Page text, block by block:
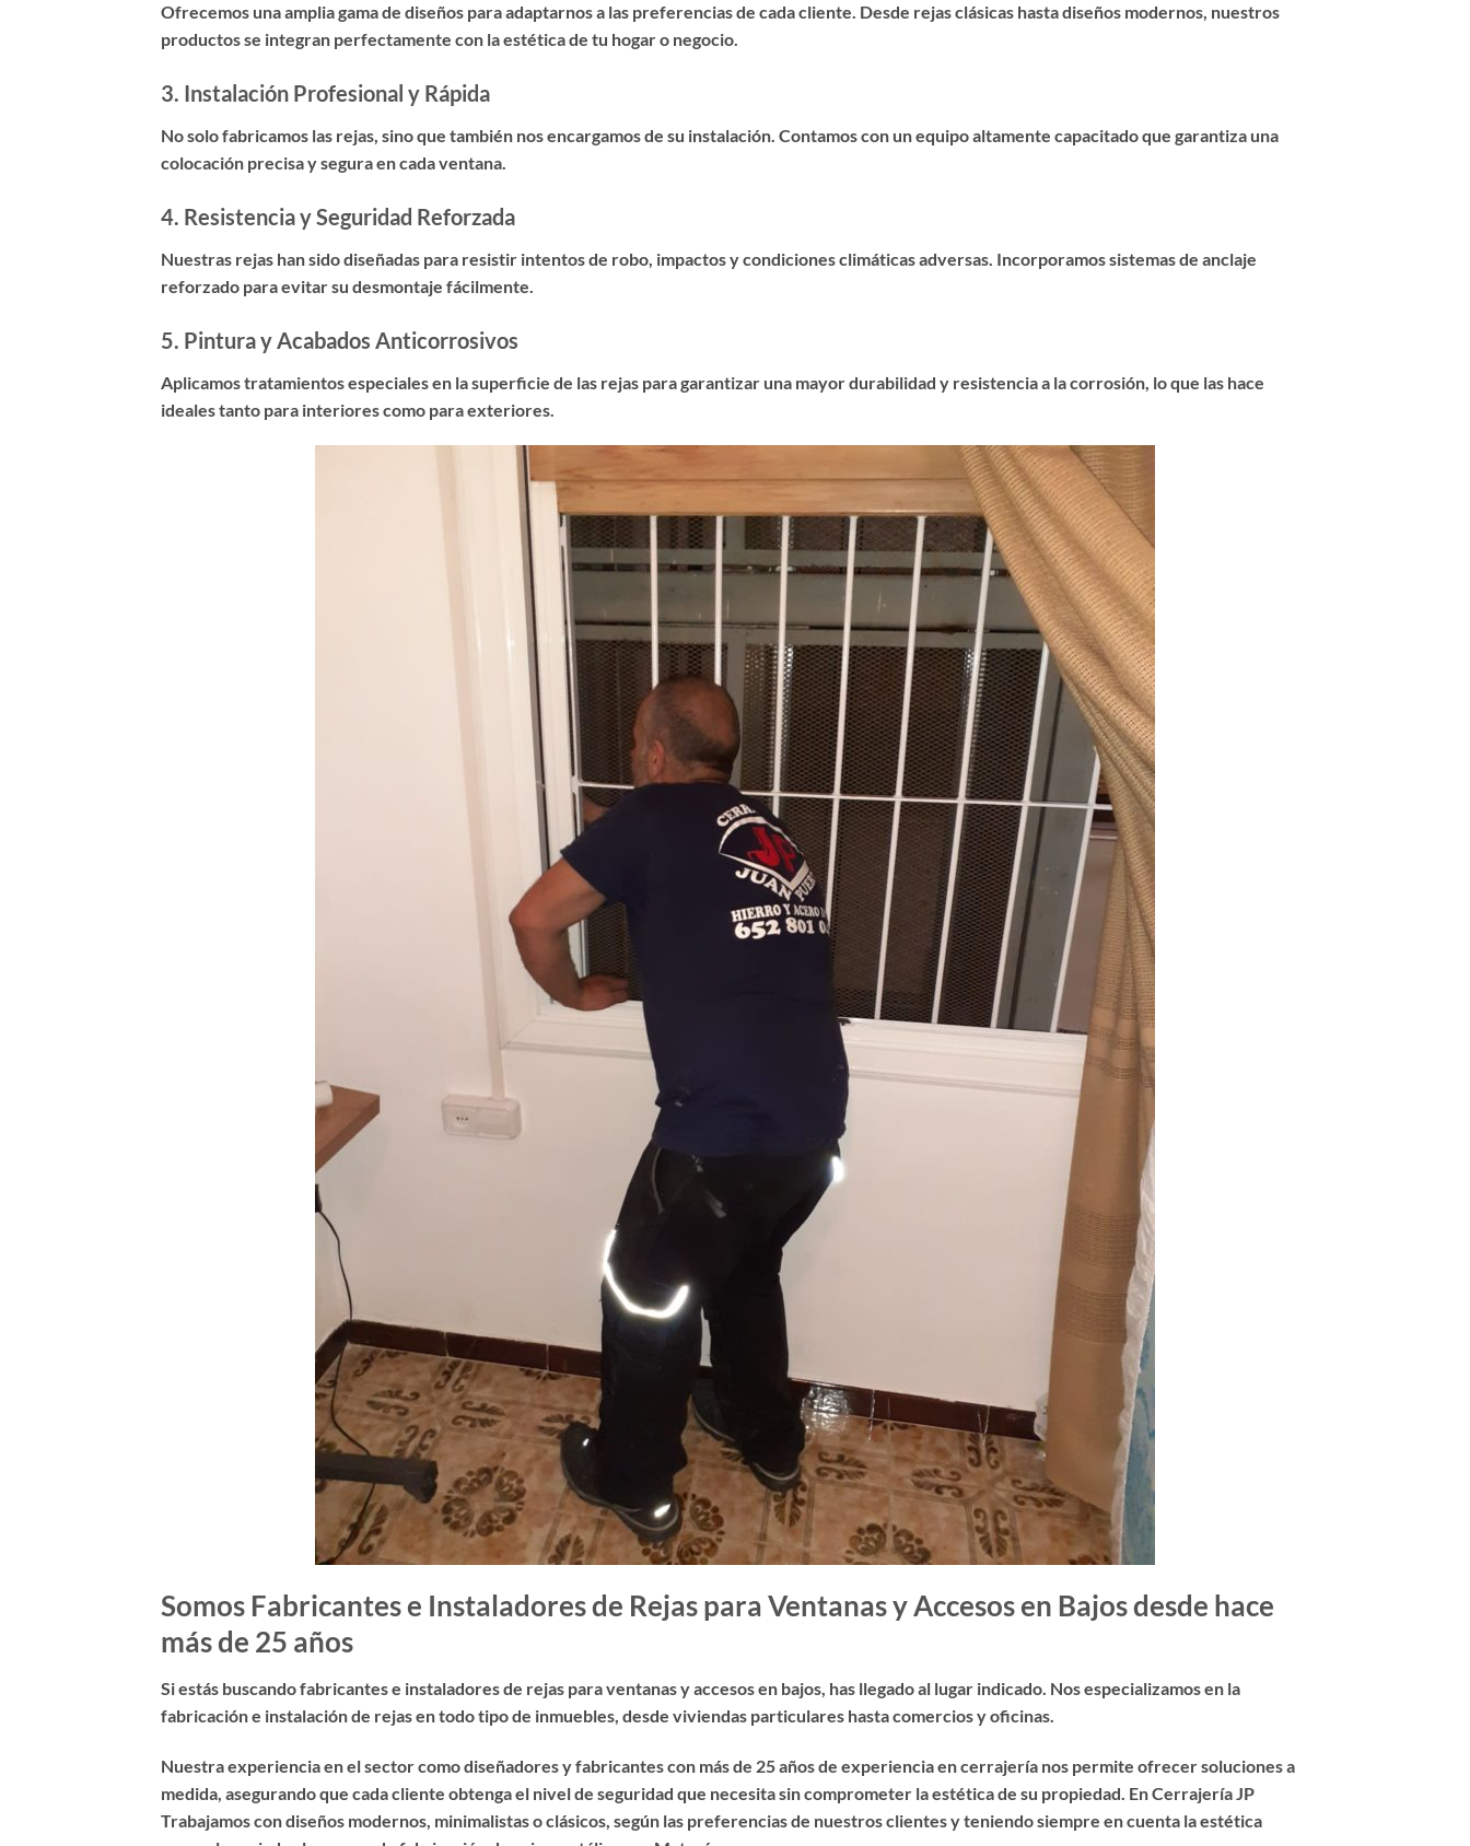
Ofrecemos una amplia gama de diseños para adaptarnos a las preferencias de cada cliente. Desde rejas clásicas hasta diseños modernos, nuestros
productos se integran perfectamente con la estética de tu hogar o negocio.
3. Instalación Profesional y Rápida
No solo fabricamos las rejas, sino que también nos encargamos de su instalación. Contamos con un equipo altamente capacitado que garantiza una
colocación precisa y segura en cada ventana.
4. Resistencia y Seguridad Reforzada
Nuestras rejas han sido diseñadas para resistir intentos de robo, impactos y condiciones climáticas adversas. Incorporamos sistemas de anclaje
reforzado para evitar su desmontaje fácilmente.
5. Pintura y Acabados Anticorrosivos
Aplicamos tratamientos especiales en la superficie de las rejas para garantizar una mayor durabilidad y resistencia a la corrosión, lo que las hace
ideales tanto para interiores como para exteriores.
Somos Fabricantes e Instaladores de Rejas para Ventanas y Accesos en Bajos desde hace
más de 25 años
Si estás buscandofabricantes e instaladores de rejas para ventanas y accesos en bajos, has llegado al lugar indicado. Nos especializamos en la
fabricación e instalación de rejas en todo tipo de inmuebles, desde viviendas particulares hasta comercios y oficinas.
Nuestra experiencia en el sector como diseñadores y fabricantes con más de 25 años de experiencia en cerrajería nos permite ofrecer soluciones a
medida, asegurando que cada cliente obtenga el nivel de seguridad que necesita sin comprometer la estética de su propiedad. En Cerrajería JP
Trabajamos con diseños modernos, minimalistas o clásicos, según las preferencias de nuestros clientes y teniendo siempre en cuenta la estética